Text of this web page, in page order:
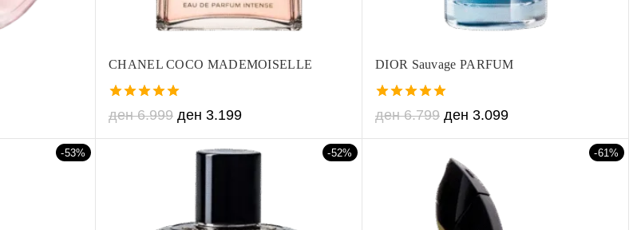
CHANEL COCO MADEMOISELLE
5.00
out of 5
ден6.999 ден 3.199
DIOR Sauvage PARFUM
5.00
out of 5
ден6.799 ден 3.099
-53% -52% -61%